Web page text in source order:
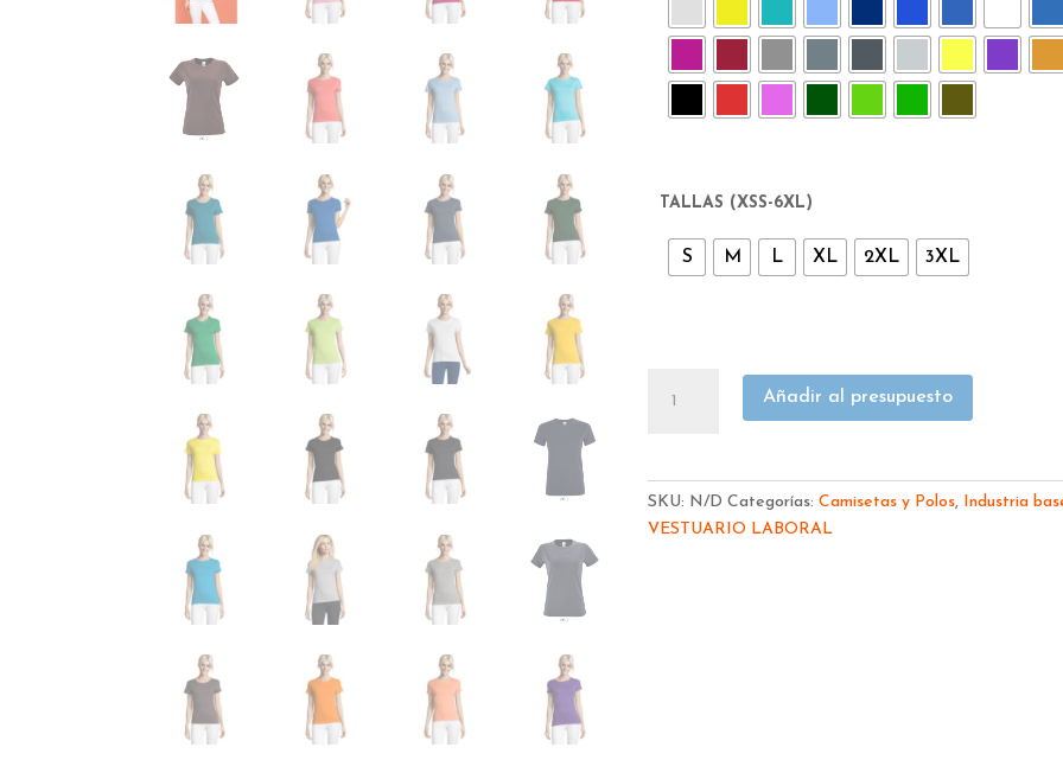
TALLAS (XSS-6XL)
S M L XL 2XL 3XL
SOL
ALGODÓN
MANGA
Añadir al presupuesto
SKU: N/D Categorías:Camisetas y Polos, Industria
VESTUARIO LABORAL